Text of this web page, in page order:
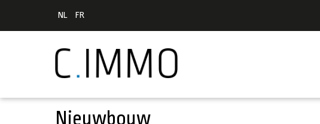
NL FR
Nieuwbouw